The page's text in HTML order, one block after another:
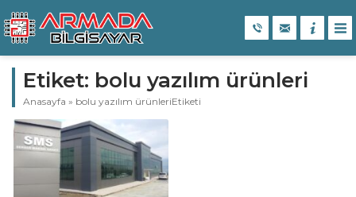
Etiket: bolu yazılım ürünleri
Anasayfa » bolu yazılım ürünleriEtiketi